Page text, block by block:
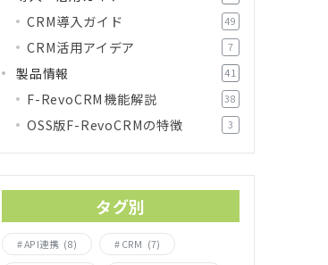
CRM導入ガイド 49
CRM活用アイデア 7
製品情報 41
F-RevoCRM機能解説 38
OSS版F-RevoCRMの特徴 3
タグ別
API連携 (8) CRM (7)